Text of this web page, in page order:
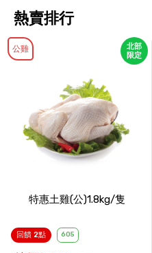
熱賣排行
北部
限定
特惠土雞(公)1.8kg/隻
回饋 2點 605
公雞